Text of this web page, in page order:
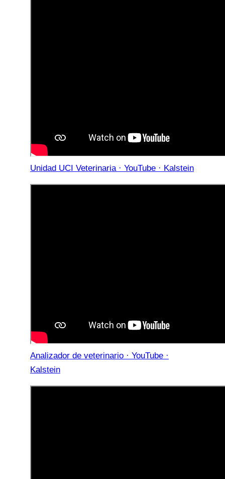
Unidad UCI Veterinaria · YouTube · Kalstein
Analizador de veterinario · YouTube ·
Kalstein